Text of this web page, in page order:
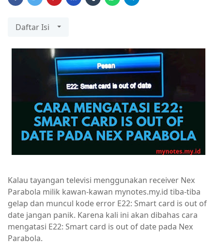
Daftar Isi
Kalau tayangan televisi menggunakan receiver Nex
Parabola milik kawan-kawan mynotes.my.id tiba-tiba
gelap dan muncul kode error E22: Smart card is out of
date jangan panik. Karena kali ini akan dibahas cara
mengatasi E22: Smart card is out of date pada Nex
Parabola.